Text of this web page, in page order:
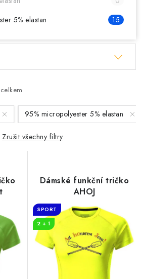
5% elastan
15
95% micropolyester 5% elastan
Zrušit všechny filtry
Dámské funkční tričko
AHOJ
SPORT
2 + 1